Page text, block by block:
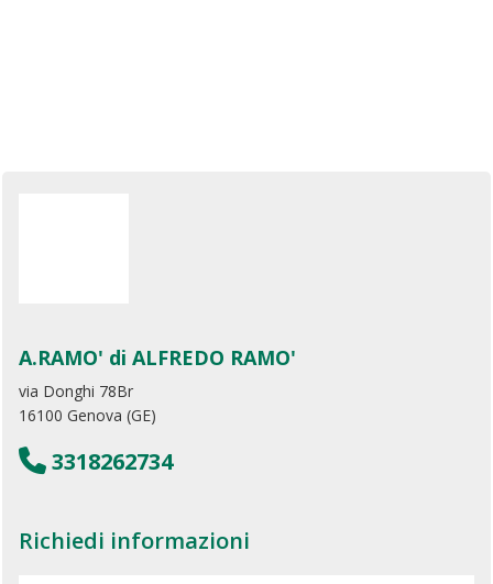
A.RAMO' di ALFREDO RAMO'
via Donghi 78Br
16100 Genova (GE)
3318262734
Richiedi informazioni